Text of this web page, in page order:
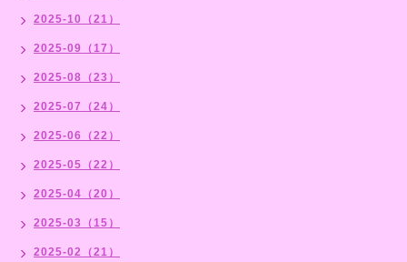
2025-10（21）
2025-09（17）
2025-08（23）
2025-07（24）
2025-06（22）
2025-05（22）
2025-04（20）
2025-03（15）
2025-02（21）